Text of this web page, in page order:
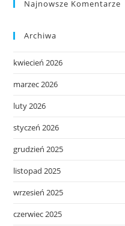
Najnowsze Komentarze
Archiwa
kwiecień 2026
marzec 2026
luty 2026
styczeń 2026
grudzień 2025
listopad 2025
wrzesień 2025
czerwiec 2025